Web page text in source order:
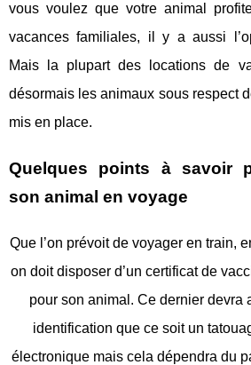
vous voulez que votre animal
vacances familiales, il y a aussi
Mais la plupart des locations de
désormais les animaux sous respect
mis en place.
Quelques points à savoir
son animal en voyage
Que l’on prévoit de voyager en train,
on doit disposer d’un certificat de
pour son animal. Ce dernier devra
identification que ce soit un
électronique mais cela dépendra du